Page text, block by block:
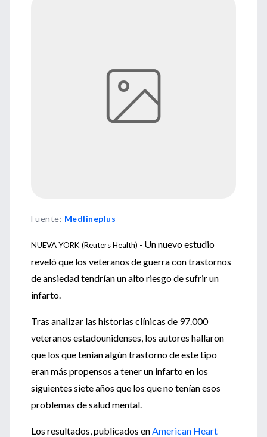
Fuente: Medlineplus
NUEVA YORK (Reuters Health) - Un nuevo estudio
reveló que los veteranos de guerra con trastornos
de ansiedad tendrían un alto riesgo de sufrir un
infarto.
Tras analizar las historias clínicas de 97.000
veteranos estadounidenses, los autores hallaron
que los que tenían algún trastorno de este tipo
eran más propensos a tener un infarto en los
siguientes siete años que los que no tenían esos
problemas de salud mental.
Los resultados, publicados enAmerican Heart